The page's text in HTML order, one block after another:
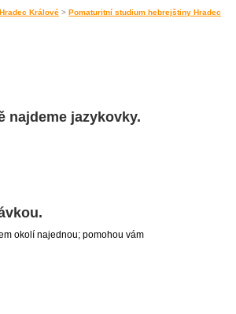
Králové > Pomaturitní studium hebrejštiny Hradec
najdeme jazykovky.
okolí najednou; pomohou vám